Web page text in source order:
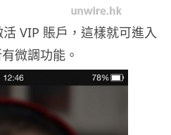
VIP 賬戶，這樣就可進入
微調功能。